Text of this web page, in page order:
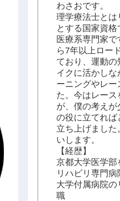
わさおです。
理学療法士とは
とする国家資
医療系専門家
ら7年以上ロー
ており、運動
イクに活かし
ーニングやレー
た。今はレース
が、僕の考え
の役に立てれば
立ち上げまし
いします。
【経歴】
京都大学医学部
リハビリ専門病
大学付属病院
職